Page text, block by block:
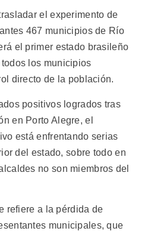
el experimento de
467 municipios de Río
el primer estado brasileño
los municipios
directo de la población.
positivos logrados tras
en Porto Alegre, el
está enfrentando serias
del estado, sobre todo en
no son miembros del
refiere a la pérdida de
municipales, que